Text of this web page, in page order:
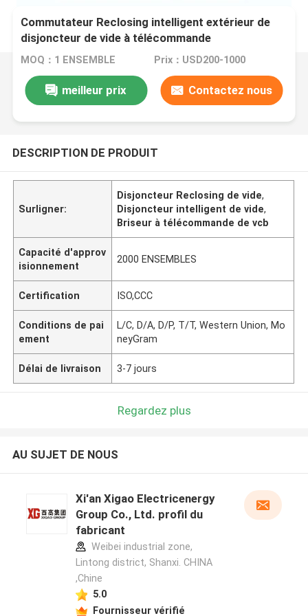
Commutateur Reclosing intelligent extérieur de
disjoncteur de vide à télécommande
MOQ：1 ENSEMBLE Prix：USD200-1000
meilleur prix Contactez nous
DESCRIPTION DE PRODUIT
Surligner:
Disjoncteur Reclosing de vide,
Disjoncteur intelligent de vide,
Briseur à télécommande de vcb
Capacité d'approv
isionnement
2000 ENSEMBLES
Certification ISO,CCC
Conditions de pai
ement
L/C, D/A, D/P, T/T, Western Union, Mo
neyGram
Délai de livraison 3-7 jours
Regardez plus
AU SUJET DE NOUS
Xi'an Xigao Electricenergy
Group Co., Ltd. profil du
fabricant
Weibei industrial zone,
Lintong district, Shanxi. CHINA
,Chine
5.0
Fournisseur vérifié